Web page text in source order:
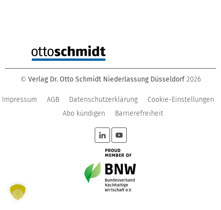
© Verlag Dr. Otto Schmidt Niederlassung Düsseldorf 2026
Impressum AGB Datenschutzerklärung
Cookie-Einstellungen
Abo kündigen
Barrierefreiheit